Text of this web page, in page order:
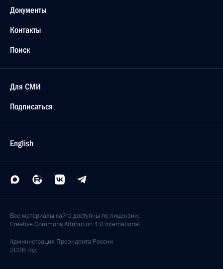
Документы
Контакты
Поиск
Для СМИ
Подписаться
English
Все материалы сайта доступны по лицензии:
Creative Commons Attribution 4.0 International
Администрация Президента России
2026 год